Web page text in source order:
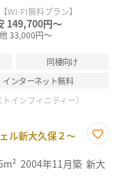
WI-FI無料プラン】
149,700円～
33,000円～
同棲向け
インターネット無料
インフィニティー）
ル新大久保２～
に入
り登
2004年11月築 新大